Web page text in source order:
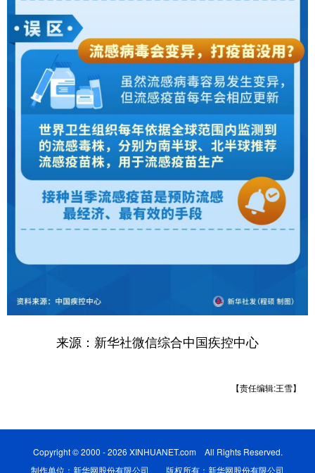
来源：新华社微信综合中国疾控中心
【责任编辑:王雪】
Copyright © 2000 - 2026 XINHUANET.com All Rights Reserved.
制作单位：新华网股份有限公司 版权所有：新华网股份有限公司